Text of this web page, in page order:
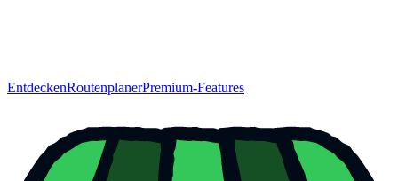
EntdeckenRoutenplanerPremium-Features